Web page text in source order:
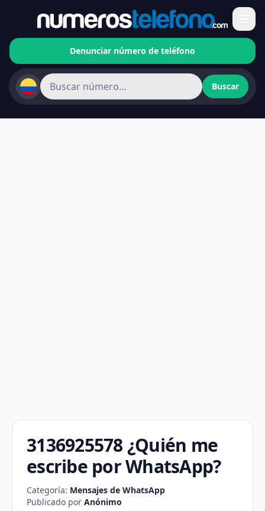
Denunciar número de teléfono
Buscar
3136925578 ¿Quién me
escribe por WhatsApp?
Categoría: Mensajes de WhatsApp
Publicado por Anónimo